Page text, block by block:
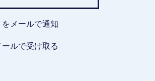
メールで通知
ルで受け取る